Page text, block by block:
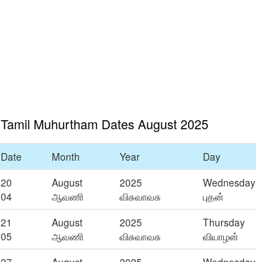
Tamil Muhurtham Dates August 2025
Date Month Year Day
20
04
August
ஆவணி
2025
விசுவாவசு
Wednesday
புதன்
21
05
August
ஆவணி
2025
விசுவாவசு
Thursday
வியாழன்